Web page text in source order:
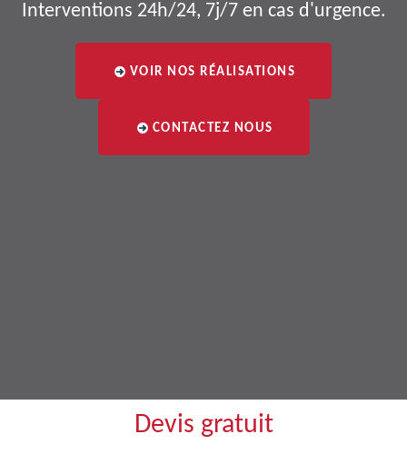
Interventions 24h/24, 7j/7 en cas d'urgence.
VOIR NOS RÉALISATIONS
CONTACTEZ NOUS
Devis gratuit